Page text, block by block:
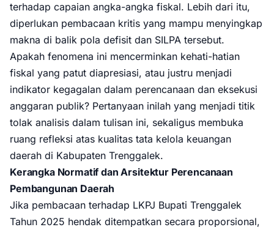
terhadap capaian angka-angka fiskal. Lebih dari itu,
diperlukan pembacaan kritis yang mampu menyingkap
makna di balik pola defisit dan SILPA tersebut.
Apakah fenomena ini mencerminkan kehati-hatian
fiskal yang patut diapresiasi, atau justru menjadi
indikator kegagalan dalam perencanaan dan eksekusi
anggaran publik? Pertanyaan inilah yang menjadi titik
tolak analisis dalam tulisan ini, sekaligus membuka
ruang refleksi atas kualitas tata kelola keuangan
daerah di Kabupaten Trenggalek.
Kerangka Normatif dan Arsitektur Perencanaan
Pembangunan Daerah
Jika pembacaan terhadap LKPJ Bupati Trenggalek
Tahun 2025 hendak ditempatkan secara proporsional,